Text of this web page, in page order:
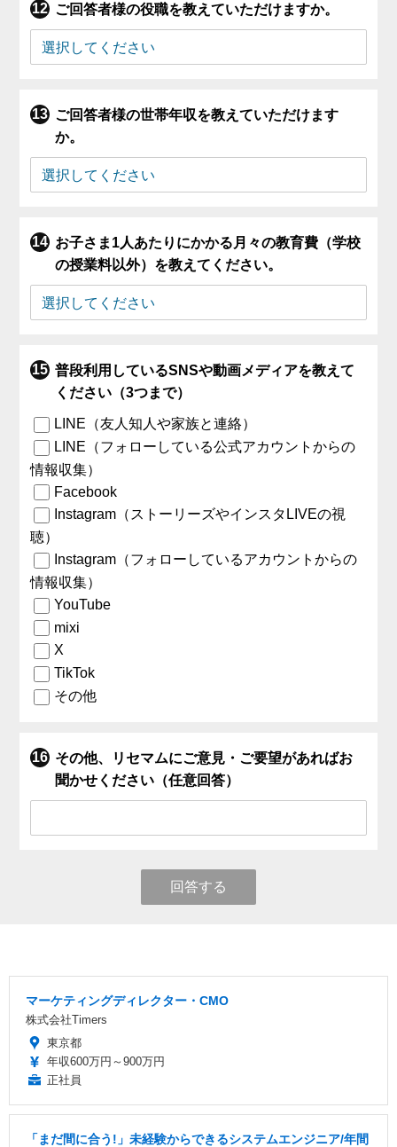
ご回答者様の役職を教えていただけますか。
ご回答者様の世帯年収を教えていただけます
か。
お子さま1人あたりにかかる月々の教育費（学校
の授業料以外）を教えてください。
普段利用しているSNSや動画メディアを教えて
ください（3つまで）
LINE（友人知人や家族と連絡）
LINE（フォローしている公式アカウントからの
情報収集）
Facebook
Instagram（ストーリーズやインスタLIVEの視
聴）
Instagram（フォローしているアカウントからの
情報収集）
YouTube
mixi
X
TikTok
その他
その他、リセマムにご意見・ご要望があればお
聞かせください（任意回答）
回答する
マーケティングディレクター・CMO
株式会社Timers
東京都
年収600万円～900万円
正社員
「まだ間に合う!」未経験からできるシステムエンジニア/年間